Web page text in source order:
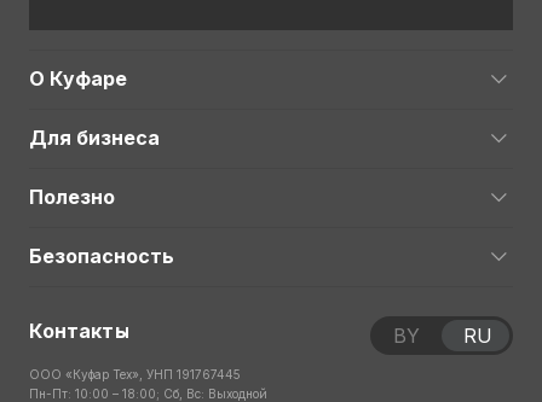
О Куфаре
Для бизнеса
Полезно
Безопасность
Контакты
ООО «Куфар Тех», УНП 191767445
Пн-Пт: 10:00 – 18:00; Сб, Вс: Выходной
BY RU